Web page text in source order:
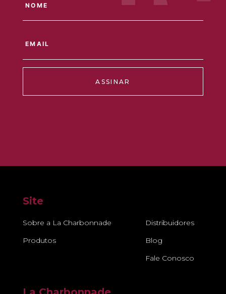
ASSINAR
Site
Sobre a La Charbonnade
Produtos
Distribuidores
Blog
Fale Conosco